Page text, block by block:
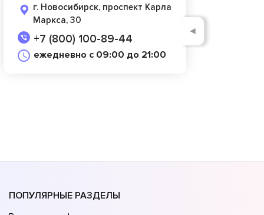
г. Новосибирск, проспект Карла
Маркса, 30
+7 (800) 100-89-44
ежедневно с 09:00 до 21:00
◄
ПОПУЛЯРНЫЕ РАЗДЕЛЫ